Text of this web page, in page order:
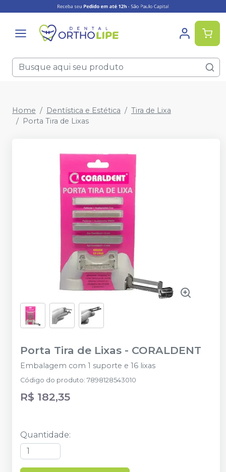
Home Dentística e Estética
Tira de Lixa
Porta Tira de Lixas
Porta Tira de Lixas - CORALDENT
Embalagem com 1 suporte e 16 lixas
Código do produto: 7898128543010
R$ 182,35
Quantidade: